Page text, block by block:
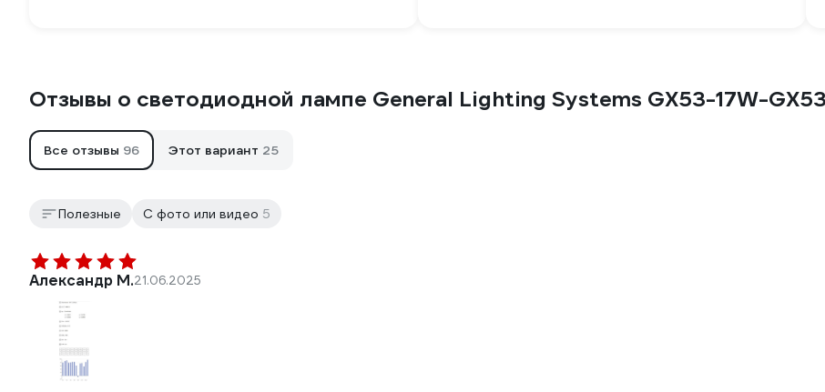
Отзывы о светодиодной лампе General Lighting Systems GX53-17W-
Все отзывы 96 Этот вариант 25
Полезные С фото или видео 5
Александр М.21.06.2025